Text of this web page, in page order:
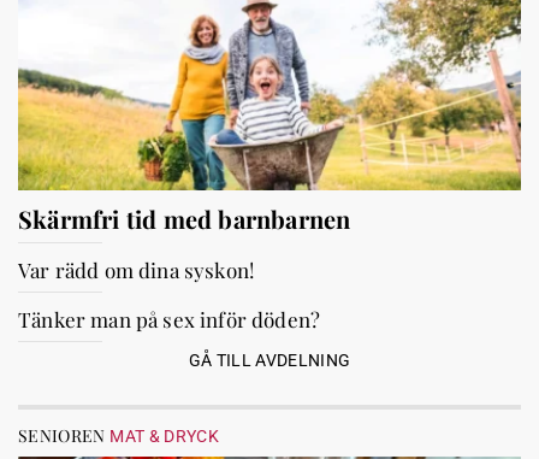
Skärmfri tid med barnbarnen
Var rädd om dina syskon!
Tänker man på sex inför döden?
GÅ TILL AVDELNING
SENIOREN MAT & DRYCK